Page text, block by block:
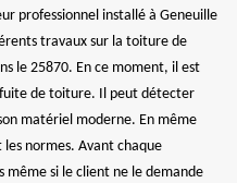
professionnel installé à Geneuille
travaux sur la toiture de
le 25870. En ce moment, il est
de toiture. Il peut détecter
matériel moderne. En même
normes. Avant chaque
si le client ne le demande